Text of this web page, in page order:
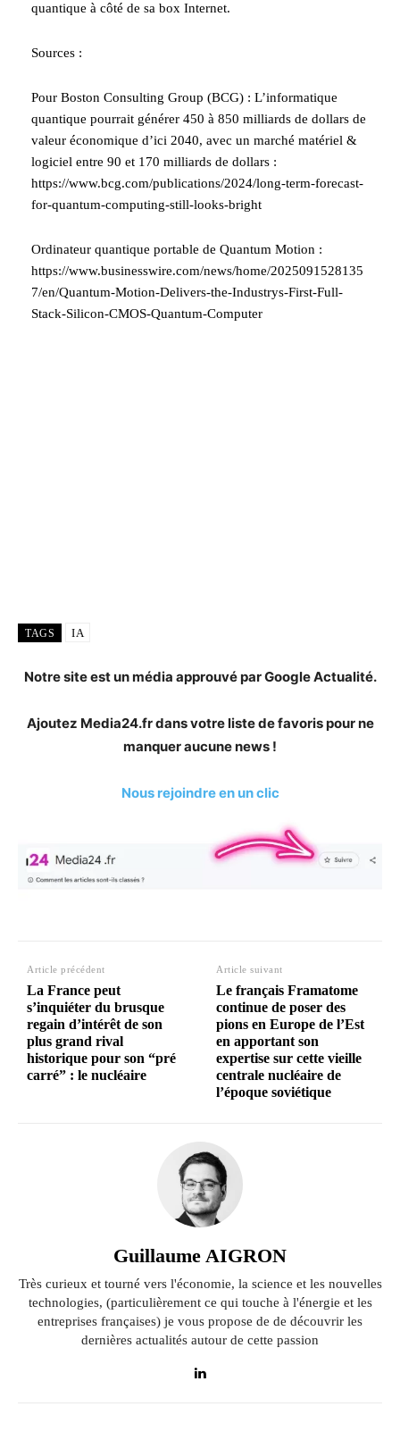
quantique à côté de sa box Internet.
Sources :
Pour Boston Consulting Group (BCG) : L’informatique
quantique pourrait générer 450 à 850 milliards de dollars de
valeur économique d’ici 2040, avec un marché matériel &
logiciel entre 90 et 170 milliards de dollars :
https://www.bcg.com/publications/2024/long-term-forecast-
for-quantum-computing-still-looks-bright
Ordinateur quantique portable de Quantum Motion :
https://www.businesswire.com/news/home/2025091528135
7/en/Quantum-Motion-Delivers-the-Industrys-First-Full-
Stack-Silicon-CMOS-Quantum-Computer
TAGS IA
Notre site est un média approuvé par Google Actualité.
Ajoutez Media24.fr dans votre liste de favoris pour ne
manquer aucune news !
Nous rejoindre en un clic
Article précédent
La France peut
s’inquiéter du brusque
regain d’intérêt de son
plus grand rival
historique pour son “pré
carré” : le nucléaire
Article suivant
Le français Framatome
continue de poser des
pions en Europe de l’Est
en apportant son
expertise sur cette vieille
centrale nucléaire de
l’époque soviétique
Guillaume AIGRON
Très curieux et tourné vers l'économie, la science et les nouvelles
technologies, (particulièrement ce qui touche à l'énergie et les
entreprises françaises) je vous propose de de découvrir les
dernières actualités autour de cette passion